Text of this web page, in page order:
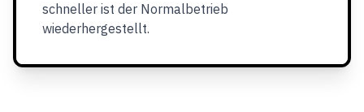
schneller ist der Normalbetrieb
wiederhergestellt.